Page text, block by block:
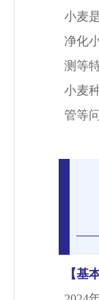
小麦
净化
测等
小麦
管等
——
【基